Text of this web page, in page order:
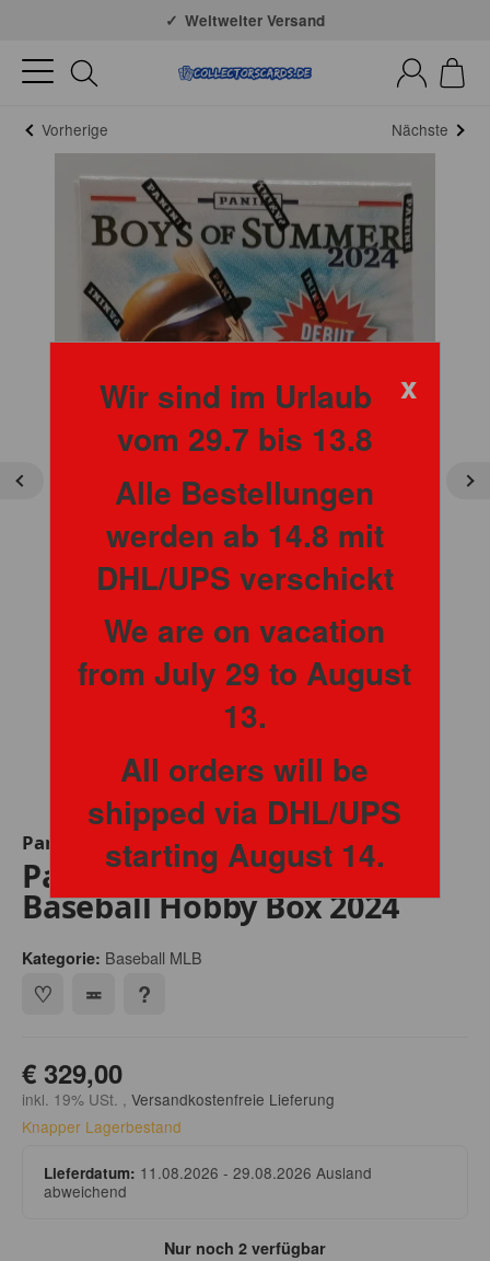
Weltweiter Versand
Vorherige Nächste
Panini
Panini Boys of Summer
Baseball Hobby Box 2024
Kategorie: Baseball MLB
€ 329,00
inkl. 19% USt. , Versandkostenfreie Lieferung
Knapper Lagerbestand
Lieferdatum: 11.08.2026 - 29.08.2026Ausland
abweichend
Nur noch 2 verfügbar
x
Wir sind im Urlaub
vom 29.7 bis 13.8
Alle Bestellungen
werden ab 14.8 mit
DHL/UPS verschickt
We are on vacation
from July 29 to August
13.
All orders will be
shipped via DHL/UPS
starting August 14.